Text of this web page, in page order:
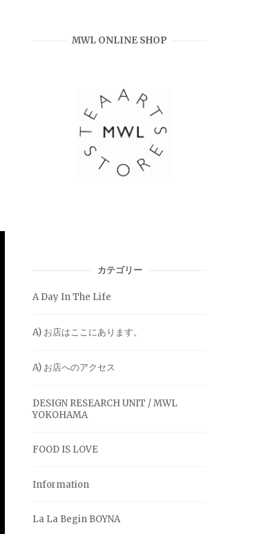
MWL ONLINE SHOP
カテゴリー
A Day In The Life
A) お店はここにあります。
A) お店へのアクセス
DESIGN RESEARCH UNIT / MWL
YOKOHAMA
FOOD IS LOVE
Information
La La Begin BOYNA